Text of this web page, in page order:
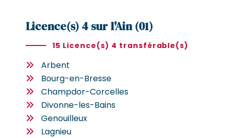
Licence(s) 4 sur l'Ain (01)
15 Licence(s) 4 transférable(s)
Arbent
Bourg-en-Bresse
Champdor-Corcelles
Divonne-les-Bains
Genouilleux
Lagnieu